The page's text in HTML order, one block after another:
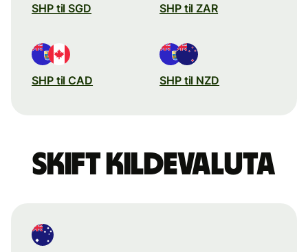
SHP til SGD SHP til ZAR
SHP til CAD SHP til NZD
Skift kildevaluta